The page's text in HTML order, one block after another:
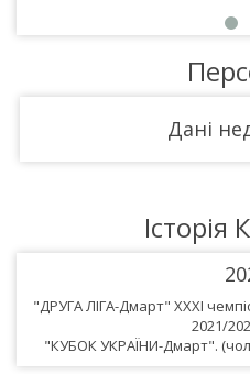
Дані
"ДРУГА ЛІГА-Дмарт" XXXІ
2021/
"КУБОК УКРАЇНИ-Дмарт".